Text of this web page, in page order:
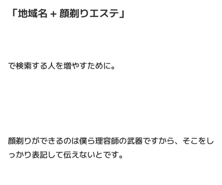
「地域名 + 顔剃りエステ」
で検索する人を増やすために。
顔剃りができるのは僕ら理容師の武器ですから、そこをし
っかり表記して伝えないとです。